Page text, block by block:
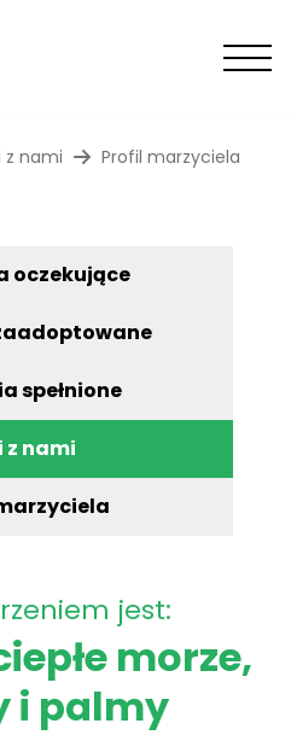
z nami Profil marzyciela
oczekujące
spełnione
z nami
jest:
morze,
i palmy